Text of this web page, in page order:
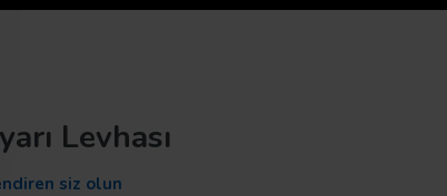
Levhası
siz olun